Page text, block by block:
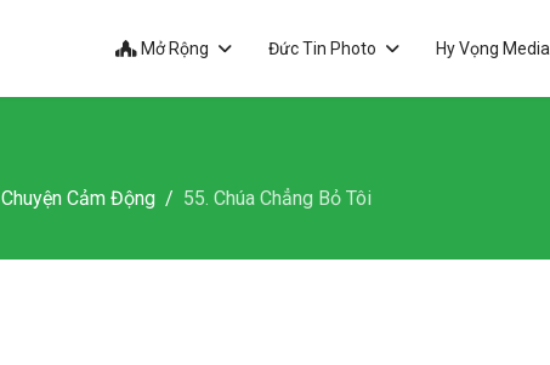
Mở Rộng Đức Tin Photo Hy Vọng Media
Chuyện Cảm Động 55. Chúa Chẳng Bỏ Tôi